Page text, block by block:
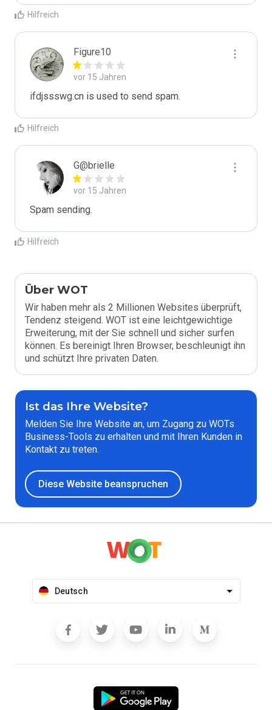
Hilfreich
Figure10
vor 15 Jahren
ifdjssswg.cn is used to send spam.
Hilfreich
G@brielle
vor 15 Jahren
Spam sending.
Hilfreich
Über WOT
Wir haben mehr als 2 Millionen Websites überprüft,
Tendenz steigend. WOT ist eine leichtgewichtige
Erweiterung, mit der Sie schnell und sicher surfen
können. Es bereinigt Ihren Browser, beschleunigt ihn
und schützt Ihre privaten Daten.
Ist das Ihre Website?
Melden Sie Ihre Website an, um Zugang zu WOTs
Business-Tools zu erhalten und mit Ihren Kunden in
Kontakt zu treten.
Diese Website beanspruchen
Deutsch